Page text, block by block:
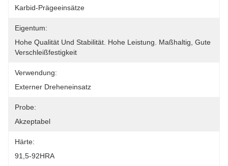
Karbid-Prägeeinsätze
Eigentum:
Hohe Qualität Und Stabilität. Hohe Leistung. Maßhaltig, Gute
Verschleißfestigkeit
Verwendung:
Externer Dreheneinsatz
Probe:
Akzeptabel
Härte:
91,5-92HRA